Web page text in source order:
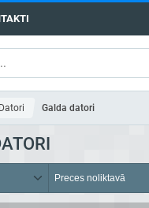
Datori Galda datori